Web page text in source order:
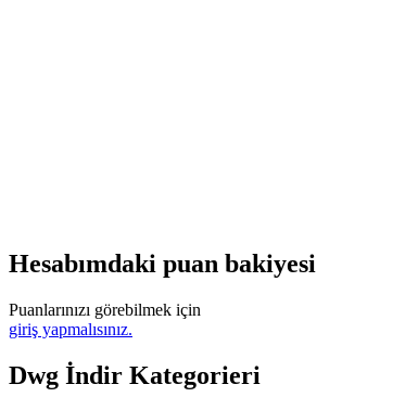
Hesabımdaki puan bakiyesi
Puanlarınızı görebilmek için
giriş yapmalısınız.
Dwg İndir Kategorieri